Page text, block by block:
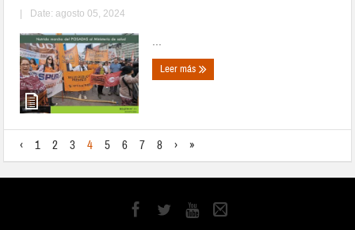
| Date: agosto 05, 2024
Leer más
‹ 1 2 3 4 5 6 7 8 › »